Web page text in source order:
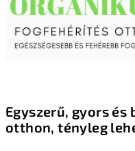
Egyszerű, gyors
otthon, tényleg